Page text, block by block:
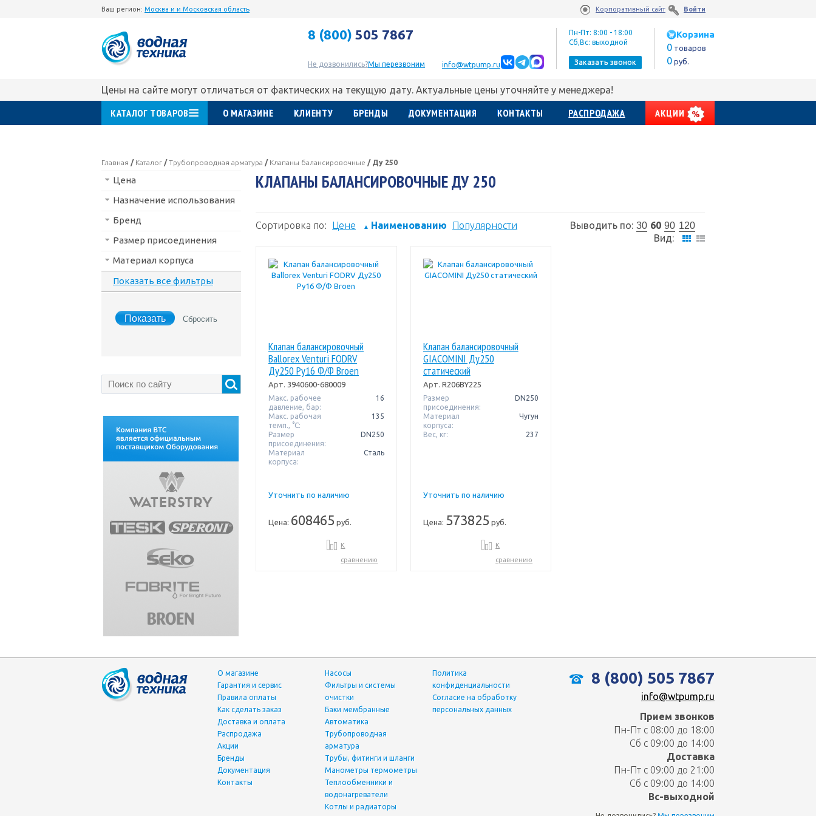
Ваш регион: Москва и и Московская область Корпоративный сайт Войти
8 (800) 505 7867
Не дозвонились?Мы перезвоним info@wtpump.ru
Пн-Пт: 8:00 - 18:00
Сб,Вс: выходной
Заказать звонок
Корзина
0 товаров
0 руб.
Цены на сайте могут отличаться от фактических на текущую дату. Актуальные цены уточняйте у менеджера!
КАТАЛОГ ТОВАРОВ О МАГАЗИНЕ КЛИЕНТУ БРЕНДЫ ДОКУМЕНТАЦИЯ КОНТАКТЫ РАСПРОДАЖА АКЦИИ
Главная / Каталог /Трубопроводная арматура / Клапаны балансировочные / Ду 250
Цена
Назначение использования
Бренд
Размер присоединения
Материал корпуса
Показать все фильтры
КЛАПАНЫ БАЛАНСИРОВОЧНЫЕ ДУ 250
Сортировка по: Цене ▲ Наименованию Популярности Выводить по: 30 60 90 120
Вид:
Клапан балансировочный
Ballorex Venturi FODRV
Ду250 Pу16 Ф/Ф Broen
Арт. 3940600-680009
Макс. рабочее
давление, бар:
16
Макс. рабочая
темп., °С:
135
Размер
присоединения:
DN250
Материал
корпуса:
Сталь
Уточнить по наличию
Цена: 608465 руб.
К
сравнению
Клапан балансировочный
GIACOMINI Ду250
статический
Арт. R206BY225
Размер
присоединения:
DN250
Материал
корпуса:
Чугун
Вес, кг: 237
Уточнить по наличию
Цена: 573825 руб.
К
сравнению
О магазине
Гарантия и сервис
Правила оплаты
Как сделать заказ
Доставка и оплата
Распродажа
Акции
Бренды
Документация
Контакты
Насосы
фильтры и системы
очистки
Баки мембранные
Автоматика
трубопроводная
арматура
трубы, фитинги и шланги
манометры термометры
теплообменники и
водонагреватели
Котлы и радиаторы
Политика
конфиденциальности
Согласие на обработку
персональных данных
8 (800) 505 7867
info@wtpump.ru
Прием звонков
Пн-Пт с 08:00 до 18:00
Сб с 09:00 до 14:00
Доставка
Пн-Пт с 09:00 до 21:00
Сб с 09:00 до 14:00
Вс-выходной